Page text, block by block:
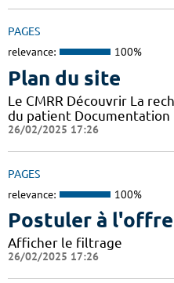
PAGES
relevance: 100%
Plan du site
Le CMRR Découvrir La
du patient Documentation
26/02/2025 17:26
PAGES
relevance: 100%
Postuler à
Afficher le filtrage
26/02/2025 17:26